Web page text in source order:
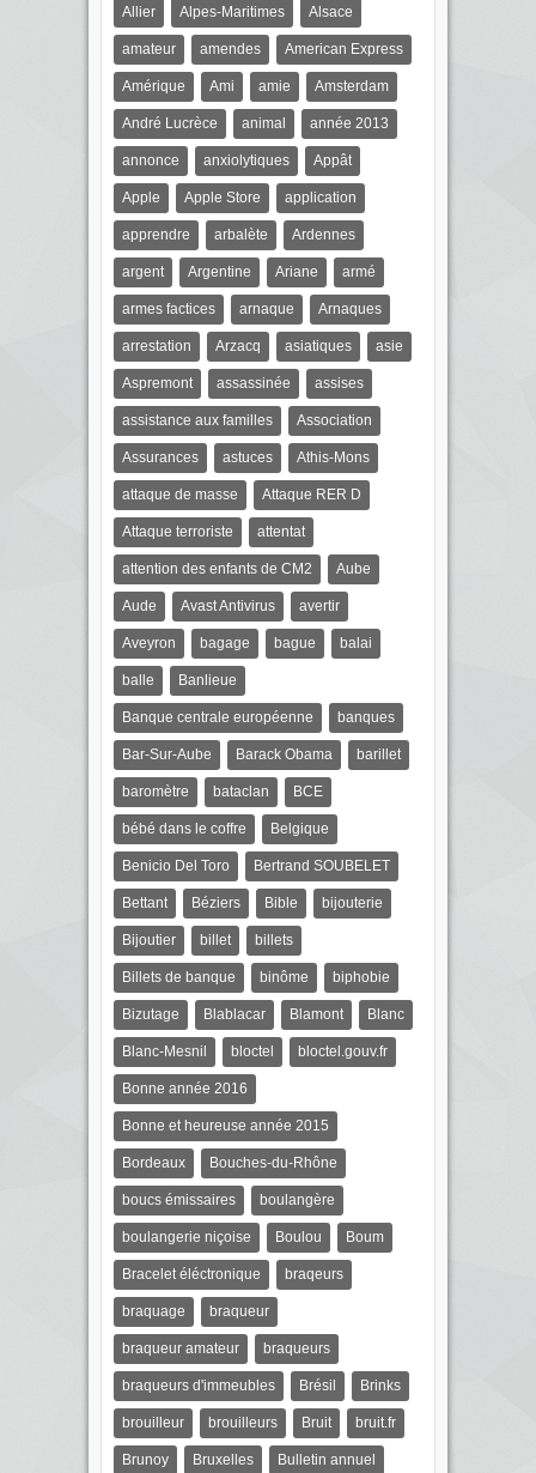
Allier Alpes-Maritimes Alsace
amateur amendes American Express
Amérique Ami amie Amsterdam
André Lucrèce animal année 2013
annonce anxiolytiques Appât
Apple Apple Store application
apprendre arbalète Ardennes
argent Argentine Ariane armé
armes factices arnaque Arnaques
arrestation Arzacq asiatiques asie
Aspremont assassinée assises
assistance aux familles Association
Assurances astuces Athis-Mons
attaque de masse Attaque RER D
Attaque terroriste attentat
attention des enfants de CM2 Aube
Aude Avast Antivirus avertir
Aveyron bagage bague balai
balle Banlieue
Banque centrale européenne banques
Bar-Sur-Aube Barack Obama barillet
baromètre bataclan BCE
bébé dans le coffre Belgique
Benicio Del Toro Bertrand SOUBELET
Bettant Béziers Bible bijouterie
Bijoutier billet billets
Billets de banque binôme biphobie
Bizutage Blablacar Blamont Blanc
Blanc-Mesnil bloctel bloctel.gouv.fr
Bonne année 2016
Bonne et heureuse année 2015
Bordeaux Bouches-du-Rhône
boucs émissaires boulangère
boulangerie niçoise Boulou Boum
Bracelet éléctronique braqeurs
braquage braqueur
braqueur amateur braqueurs
braqueurs d'immeubles Brésil Brinks
brouilleur brouilleurs Bruit bruit.fr
Brunoy Bruxelles Bulletin annuel